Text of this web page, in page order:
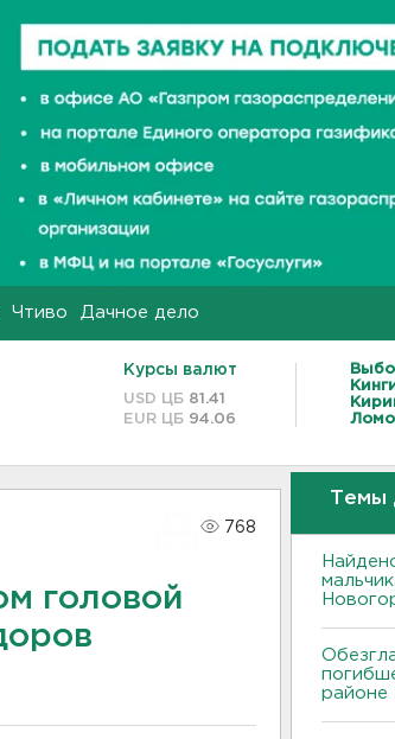
Чтиво Дачное дело
Курсы валют
USD ЦБ 81.41
EUR ЦБ 94.06
768
головой
Темы
районе